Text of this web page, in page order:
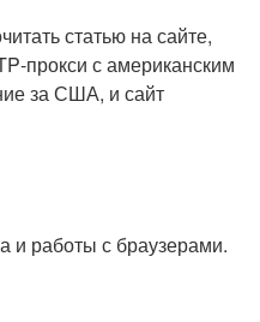
статью на сайте,
с американским
за США, и сайт
и работы с браузерами.